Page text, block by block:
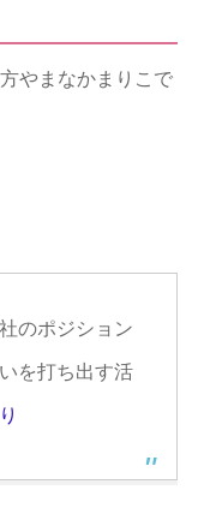
やまなかまりこで
のポジション
を打ち出す活